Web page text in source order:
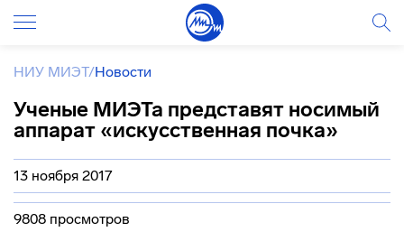
НИУ МИЭТ/Новости
Ученые МИЭТа представят носимый
аппарат «искусственная почка»
13 ноября 2017
9808 просмотров